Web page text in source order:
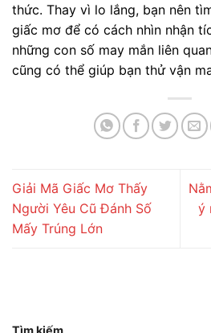
thức. Thay vì lo lắng, bạn nên
giấc mơ để có cách nhìn nhận
những con số may mắn liên
cũng có thể giúp bạn thử vận
Giải Mã Giấc Mơ Thấy
Người Yêu Cũ Đánh Số
Mấy Trúng Lớn
ý